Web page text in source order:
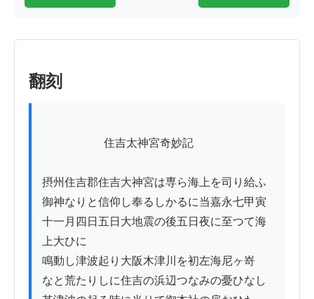
翻刻
摂州住吉郡住吉大神宮は専ら海上を司り給ふ
御神なりと信仰し奉るしかるに当嘉永七甲寅
十一月四日五日大地震の後五日夜に至つて海
上大ひに
鳴動し津波起り大阪木津川を初左海尼ヶ嵜
なと荒たりしに住吉の浜辺つなみの憂ひなし